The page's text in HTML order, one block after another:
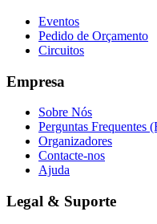
Eventos
Pedido de Orçamento
Circuitos
Empresa
Sobre Nós
Perguntas Frequentes
Organizadores
Contacte-nos
Ajuda
Legal & Suporte